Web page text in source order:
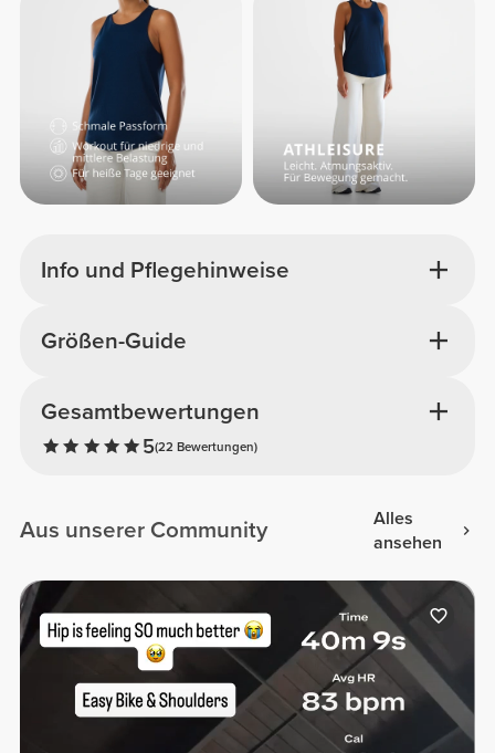
Info und Pflegehinweise
Gesamtbewertungen
5(22 Bewertungen)
Größen-Guide
Aus unserer Community
Alles
ansehen